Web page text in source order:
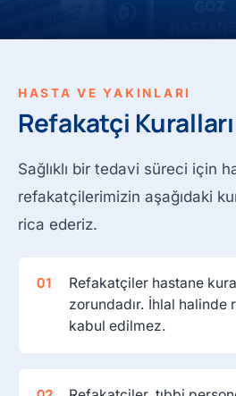
HASTA VE YAKINLARI
Refakatçi Kuralları
Sağlıklı bir tedavi süreci için
refakatçilerimizin aşağıdaki
rica ederiz.
Refakatçiler hastane
zorundadır. İhlal halinde
kabul edilmez.